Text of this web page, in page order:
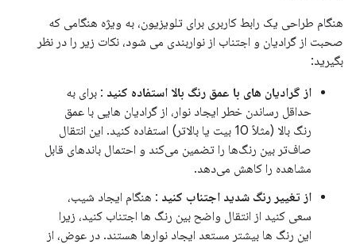
هنگام طراحی یک رابط کاربری برای تلویزیون، به ویژه هنگامی که
صحبت از گرادیان و اجتناب از نواربندی می شود، نکات زیر را در نظر
بگیرید:
از گرادیان های با عمق رنگ بالا استفاده کنید : برای به
حداقل رساندن خطر ایجاد نوار، از گرادیان هایی با عمق
رنگ بالا (مثلاً 10 بیت یا بالاتر) استفاده کنید. این انتقال
صاف‌تر بین رنگ‌ها را تضمین می‌کند و احتمال باندهای قابل
مشاهده را کاهش می‌دهد.
از تغییر رنگ شدید اجتناب کنید : هنگام ایجاد شیب،
سعی کنید از انتقال واضح بین رنگ ها اجتناب کنید، زیرا
این رنگ ها بیشتر مستعد ایجاد نوارها هستند. در عوض، از